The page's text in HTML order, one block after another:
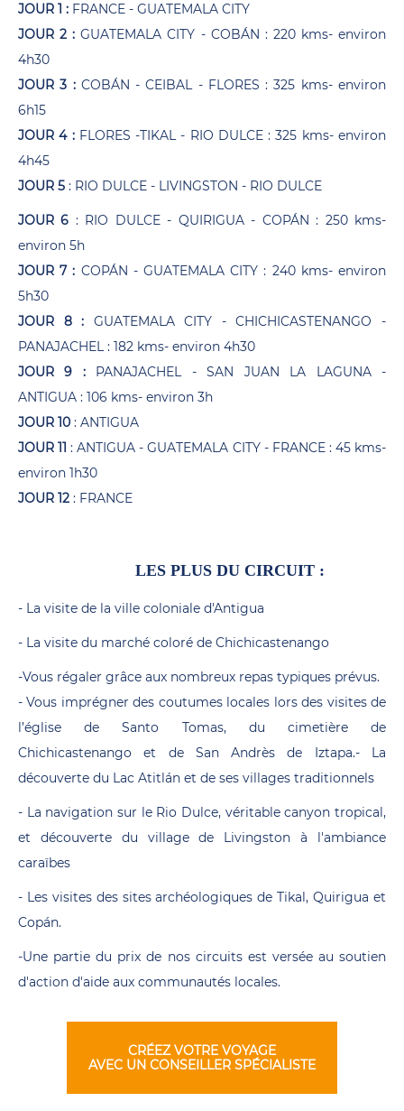
JOUR 1 : FRANCE - GUATEMALA CITY
JOUR 2 :GUATEMALA CITY - COBÁN : 220 kms- environ
4h30
JOUR 3 :COBÁN - CEIBAL - FLORES : 325 kms- environ
6h15
JOUR 4 : FLORES -TIKAL - RIO DULCE : 325 kms- environ
4h45
JOUR 5 : RIO DULCE - LIVINGSTON - RIO DULCE
JOUR 6 : RIO DULCE - QUIRIGUA - COPÁN : 250 kms-
environ 5h
JOUR 7 : COPÁN - GUATEMALA CITY : 240 kms- environ
5h30
JOUR 8 : GUATEMALA CITY - CHICHICASTENANGO -
PANAJACHEL : 182 kms- environ 4h30
JOUR 9 :PANAJACHEL - SAN JUAN LA LAGUNA -
ANTIGUA : 106 kms- environ 3h
JOUR 10 : ANTIGUA
JOUR 11 : ANTIGUA - GUATEMALA CITY - FRANCE : 45 kms-
environ 1h30
JOUR 12 : FRANCE
LES PLUS DU CIRCUIT :
- La visite de la ville coloniale d'Antigua
- La visite du marché coloré de Chichicastenango
-Vous régaler grâce aux nombreux repas typiques prévus.
- Vous imprégner des coutumes locales lors des visites de
l’église de Santo Tomas, du cimetière de
Chichicastenango et de San Andrès de Iztapa.- La
découverte du Lac Atitlán et de ses villages traditionnels
- La navigation sur le Rio Dulce, véritable canyon tropical,
et découverte du village de Livingston à l'ambiance
caraïbes
- Les visites des sites archéologiques de Tikal, Quirigua et
Copán.
-Une partie du prix de nos circuits est versée au soutien
d'action d'aide aux communautés locales.
CRÉEZ VOTRE VOYAGE
AVEC UN CONSEILLER SPÉCIALISTE